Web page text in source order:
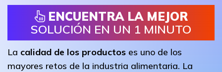
ENCUENTRA LA MEJOR
SOLUCIÓN EN UN 1 MINUTO
La calidad de los productos es uno de los
mayores retos de la industria alimentaria. La